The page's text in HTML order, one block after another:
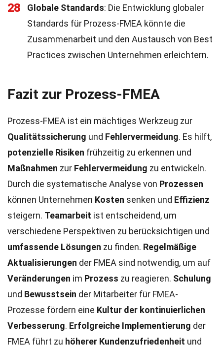
28 Globale Standards: Die Entwicklung globaler
Standards für Prozess-FMEA könnte die
Zusammenarbeit und den Austausch von Best
Practices zwischen Unternehmen erleichtern.
Fazit zur Prozess-FMEA
Prozess-FMEA ist ein mächtiges Werkzeug zur
Qualitätssicherung und Fehlervermeidung. Es hilft,
potenzielle Risiken frühzeitig zu erkennen und
Maßnahmen zur Fehlervermeidung zu entwickeln.
Durch die systematische Analyse von Prozessen
können Unternehmen Kosten senken und Effizienz
steigern. Teamarbeit ist entscheidend, um
verschiedene Perspektiven zu berücksichtigen und
umfassende Lösungen zu finden. Regelmäßige
Aktualisierungen der FMEA sind notwendig, um auf
Veränderungen im Prozess zu reagieren. Schulung
und Bewusstsein der Mitarbeiter für FMEA-
Prozesse fördern eine Kultur der kontinuierlichen
Verbesserung. Erfolgreiche Implementierung der
FMEA führt zu höherer Kundenzufriedenheit und